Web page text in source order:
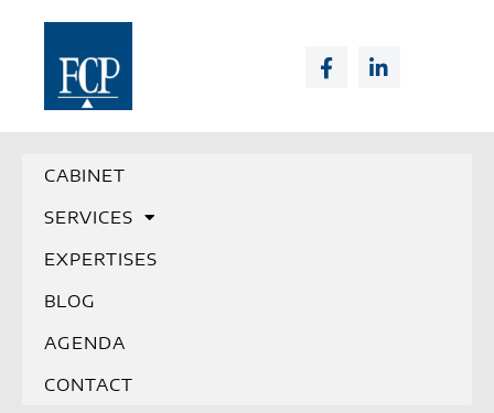
CABINET
SERVICES
EXPERTISES
BLOG
AGENDA
CONTACT